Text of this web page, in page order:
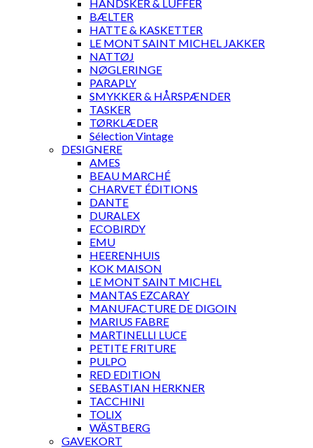
HANDSKER & LUFFER
BÆLTER
HATTE & KASKETTER
LE MONT SAINT MICHEL JAKKER
NATTØJ
NØGLERINGE
PARAPLY
SMYKKER & HÅRSPÆNDER
TASKER
TØRKLÆDER
Sélection Vintage
DESIGNERE
AMES
BEAU MARCHÉ
CHARVET ÉDITIONS
DANTE
DURALEX
ECOBIRDY
EMU
HEERENHUIS
KOK MAISON
LE MONT SAINT MICHEL
MANTAS EZCARAY
MANUFACTURE DE DIGOIN
MARIUS FABRE
MARTINELLI LUCE
PETITE FRITURE
PULPO
RED EDITION
SEBASTIAN HERKNER
TACCHINI
TOLIX
WÄSTBERG
GAVEKORT